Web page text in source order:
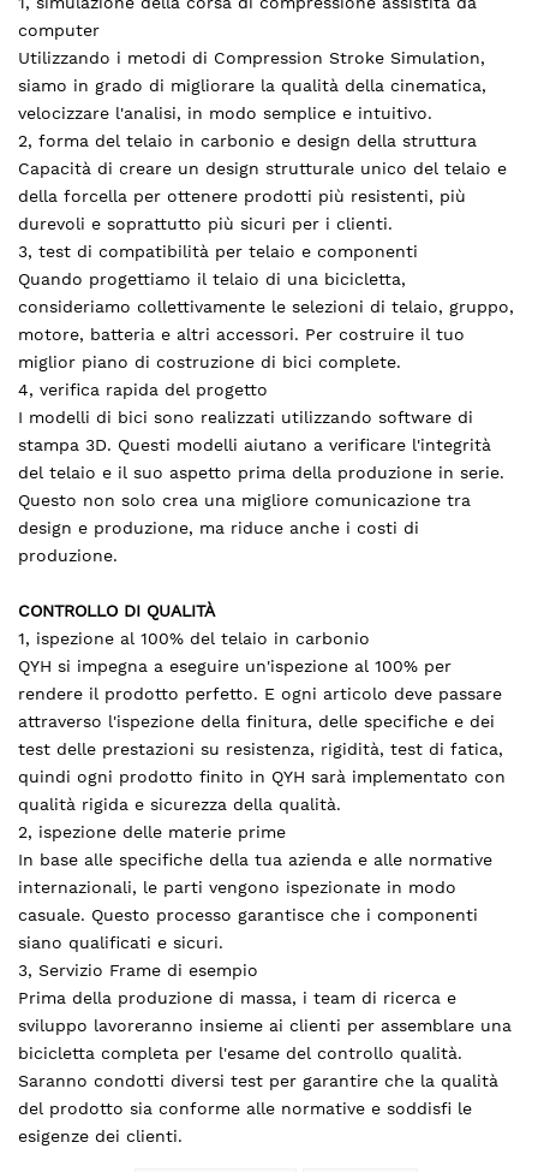
computer
Utilizzando i metodi di Compression Stroke Simulation,
siamo in grado di migliorare la qualità della cinematica,
velocizzare l'analisi, in modo semplice e intuitivo.
2, forma del telaio in carbonio e design della struttura
Capacità di creare un design strutturale unico del telaio e
della forcella per ottenere prodotti più resistenti, più
durevoli e soprattutto più sicuri per i clienti.
3, test di compatibilità per telaio e componenti
Quando progettiamo il telaio di una bicicletta,
consideriamo collettivamente le selezioni di telaio, gruppo,
motore, batteria e altri accessori. Per costruire il tuo
miglior piano di costruzione di bici complete.
4, verifica rapida del progetto
I modelli di bici sono realizzati utilizzando software di
stampa 3D. Questi modelli aiutano a verificare l'integrità
del telaio e il suo aspetto prima della produzione in serie.
Questo non solo crea una migliore comunicazione tra
design e produzione, ma riduce anche i costi di
produzione.
CONTROLLO DI QUALITÀ
1, ispezione al 100% del telaio in carbonio
QYH si impegna a eseguire un'ispezione al 100% per
rendere il prodotto perfetto. E ogni articolo deve passare
attraverso l'ispezione della finitura, delle specifiche e dei
test delle prestazioni su resistenza, rigidità, test di fatica,
quindi ogni prodotto finito in QYH sarà implementato con
qualità rigida e sicurezza della qualità.
2, ispezione delle materie prime
In base alle specifiche della tua azienda e alle normative
internazionali, le parti vengono ispezionate in modo
casuale. Questo processo garantisce che i componenti
siano qualificati e sicuri.
3, Servizio Frame di esempio
Prima della produzione di massa, i team di ricerca e
sviluppo lavoreranno insieme ai clienti per assemblare una
bicicletta completa per l'esame del controllo qualità.
Saranno condotti diversi test per garantire che la qualità
del prodotto sia conforme alle normative e soddisfi le
esigenze dei clienti.